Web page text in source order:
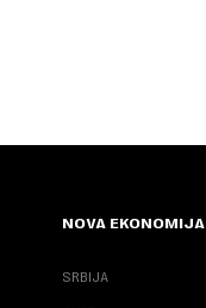
NOVA EKONOMIJA
SRBIJA